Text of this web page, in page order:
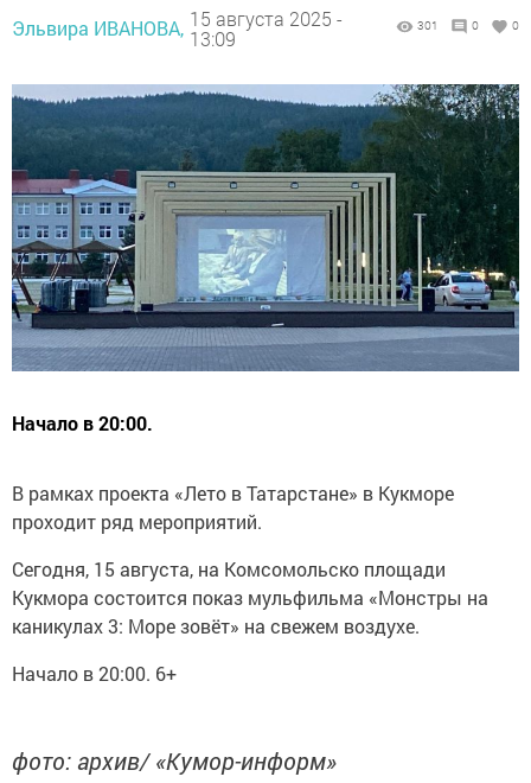
Эльвира ИВАНОВА, 15 августа 2025 -
13:09
301 0 0
Начало в 20:00.
В рамках проекта «Лето в Татарстане» в Кукморе
проходит ряд мероприятий.
Сегодня, 15 августа, на Комсомольско площади
Кукмора состоится показ мульфильма «Монстры на
каникулах 3: Море зовёт» на свежем воздухе.
Начало в 20:00. 6+
фото: архив/ «Кумор-информ»